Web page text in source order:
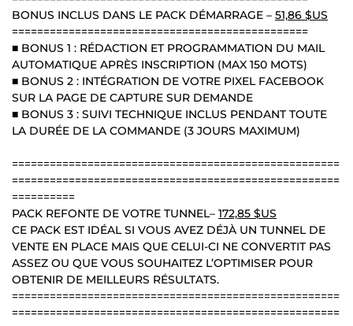
BONUS INCLUS DANS LE PACK DÉMARRAGE – 51,86 $US
===============================================
■ BONUS 1 : RÉDACTION ET PROGRAMMATION DU MAIL
AUTOMATIQUE APRÈS INSCRIPTION (MAX 150 MOTS)
■ BONUS 2 : INTÉGRATION DE VOTRE PIXEL FACEBOOK
SUR LA PAGE DE CAPTURE SUR DEMANDE
■ BONUS 3 : SUIVI TECHNIQUE INCLUS PENDANT TOUTE
LA DURÉE DE LA COMMANDE (3 JOURS MAXIMUM)
====================================================
====================================================
==========
PACK REFONTE DE VOTRE TUNNEL– 172,85 $US
CE PACK EST IDÉAL SI VOUS AVEZ DÉJÀ UN TUNNEL DE
VENTE EN PLACE MAIS QUE CELUI-CI NE CONVERTIT PAS
ASSEZ OU QUE VOUS SOUHAITEZ L’OPTIMISER POUR
OBTENIR DE MEILLEURS RÉSULTATS.
====================================================
====================================================